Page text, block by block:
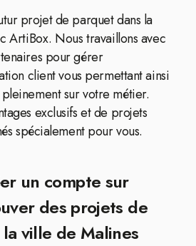
projet de parquet dans la
ArtiBox. Nous travaillons avec
pour gérer
client vous permettant ainsi
sur votre métier.
exclusifs et de projets
spécialement pour vous.
un compte sur
des projets de
ville de Malines